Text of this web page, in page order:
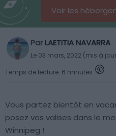
Voir les
Par LAETITIA NAVARRA
Le 03 mars, 2022 (mis à
Temps de lecture: 6 minutes
Vous partez bientôt en
posez vos valises dans le
Winnipeg !